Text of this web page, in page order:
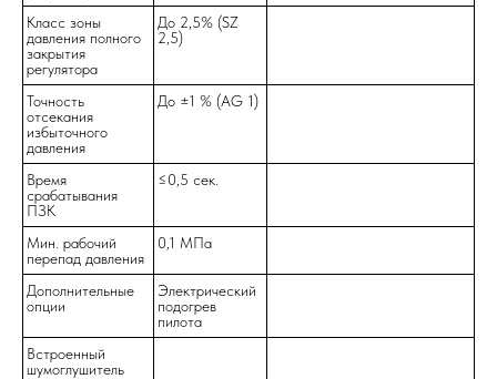
Класс зоны
давления полного
закрытия
регулятора
До 2,5% (SZ
2,5)
Точность
отсекания
избыточного
давления
До ±1 % (AG 1)
Время
срабатывания
ПЗК
≤0,5 сек.
Мин. рабочий
перепад давления
0,1 МПа
Дополнительные
опции
Электрический
подогрев
пилота
Встроенный
шумоглушитель